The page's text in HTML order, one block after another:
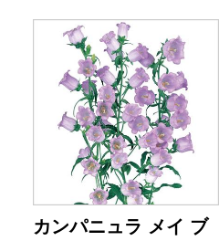
カンパニュラ メイ ブ